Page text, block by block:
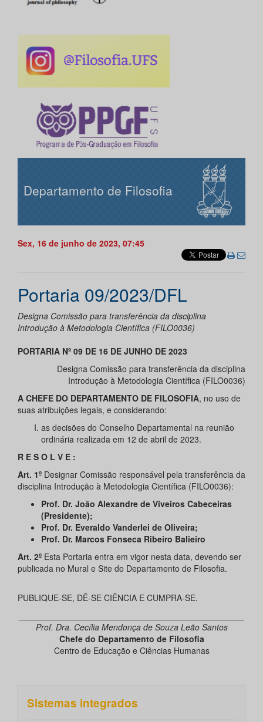
Departamento de Filosofia
Sex, 16 de junho de 2023, 07:45
Portaria 09/2023/DFL
Designa Comissão para transferência da disciplina
Introdução à Metodologia Científica (FILO0036)
PORTARIA Nº 09 DE 16 DE JUNHO DE 2023
Designa Comissão para transferência da disciplina
Introdução à Metodologia Científica (FILO0036)
A CHEFE DO DEPARTAMENTO DE FILOSOFIA, no uso de
suas atribuições legais, e considerando:
as decisões do Conselho Departamental na reunião
ordinária realizada em 12 de abril de 2023.
R E S O L V E :
Art. 1º Designar Comissão responsável pela transferência da
disciplina Introdução à Metodologia Científica (FILO0036):
Prof. Dr. João Alexandre de Viveiros Cabeceiras
(Presidente);
Prof. Dr. Everaldo Vanderlei de Oliveira;
Prof. Dr. Marcos Fonseca Ribeiro Balieiro
Art. 2º Esta Portaria entra em vigor nesta data, devendo ser
publicada no Mural e Site do Departamento de Filosofia.
PUBLIQUE-SE, DÊ-SE CIÊNCIA E CUMPRA-SE.
Prof. Dra. Cecília Mendonça de Souza Leão Santos
Chefe do Departamento de Filosofia
Centro de Educação e Ciências Humanas
Sistemas integrados